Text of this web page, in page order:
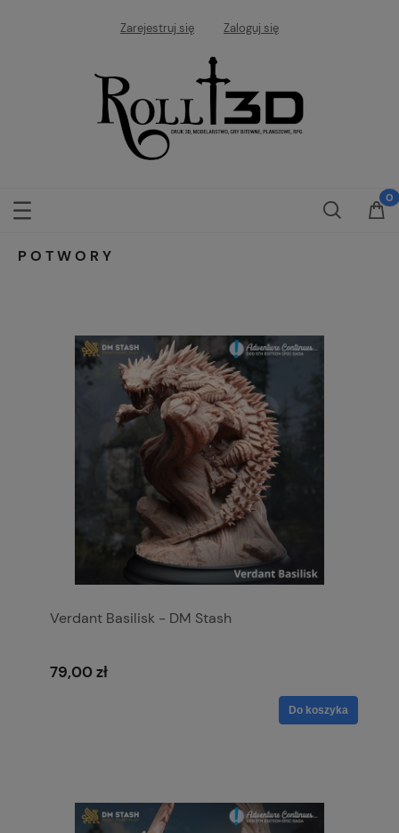
Zarejestruj się Zaloguj się
POTWORY
Verdant Basilisk - DM Stash
79,00 zł
Do koszyka